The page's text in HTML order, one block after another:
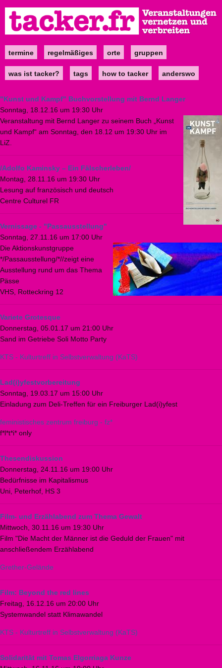
zum
Inhalt
Maintermine regelmäßiges orte gruppen
was ist tacker? tags how to tacker anderswo
"Kunst und Kampf" Buchvorstellung mit Bernd Langer
Sonntag, 18.12.16 um 19:30 Uhr
Veranstaltung mit Bernd Langer zu seinem Buch „Kunst
und Kampf“ am Sonntag, den 18.12 um 19:30 Uhr im
LiZ.
/Adolfo Kaminsky – Ein Fälscherleben/
Montag, 28.11.16 um 19:30 Uhr
Lesung auf französisch und deutsch
Centre Culturel FR
Vernissage - "Passausstellung"
Sonntag, 27.11.16 um 17:00 Uhr
Die Aktionskunstgruppe
*/Passausstellung/*//zeigt eine
Ausstellung rund um das Thema
Pässe
VHS, Rotteckring 12
Variete Grotesque
Donnerstag, 05.01.17 um 21:00 Uhr
Sand im Getriebe Soli Motto Party
KTS - Kulturtreff in Selbstverwaltung (KaTS)
Lad(i)yfestvorbereitung
Sonntag, 19.03.17 um 15:00 Uhr
Einladung zum Deli-Treffen für ein Freiburger Lad(i)yfest
feministisches zentrum freiburg - fz*
f*l*t*i* only
Thesendiskussion
Donnerstag, 24.11.16 um 19:00 Uhr
Bedürfnisse im Kapitalismus
Uni, Peterhof, HS 3
Film- und Erzählabend zum Thema Gewalt
Mittwoch, 30.11.16 um 19:30 Uhr
Film "Die Macht der Männer ist die Geduld der Frauen" mit
anschließendem Erzählabend
Grether-Gelände
Film: Beyond the red lines
Freitag, 16.12.16 um 20:00 Uhr
Systemwandel statt Klimawandel
KTS - Kulturtreff in Selbstverwaltung (KaTS)
Solidarität mit Tomas Elgorriaga Kunze